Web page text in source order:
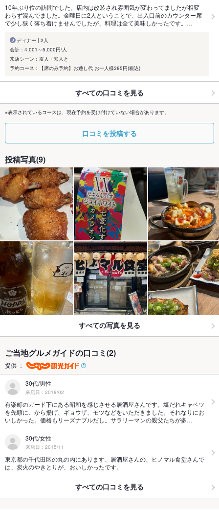
10年ぶり位の訪問でした。店内は改装され雰囲気が変わってましたが相変
わらず混んでました。金曜日に2人ということで、出入口前のカウンター席
で少し狭く落ち着けませんでしたが、料理は全て美味しかったです。…
ディナー | 2人
会計：4,001～5,000円/人
来店シーン：友人・知人と
予約コース：【席のみ予約】お通し代 お一人様385円(税込)
すべての口コミを見る
※表示されているコースは、現在予約を受け付けていない場合があります。
口コミを投稿する
投稿写真(9)
すべての写真を見る
ご当地グルメガイドの口コミ(2)
提供 ：
30代/男性
来店日：2018/02
有楽町のガード下にある昭和を感じさせる居酒屋さんです。塩だれキャベツ
を先頭に、から揚げ、ギョウザ、モツなどをいただきました。それなりにお
いしかった。価格もリーズナブルだし。サラリーマンの親父たちが多…
30代/女性
来店日：2015/11
東京都の千代田区の丸の内にあります、居酒屋さんの、ヒノマル食堂さんで
は、炭火のやきとりが、おいしかったです。
すべての口コミを見る